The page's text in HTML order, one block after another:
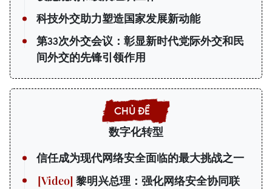
科技外交助力塑造国家发展新动能
第33次外交会议：彰显新时代党际外交和民
间外交的先锋引领作用
数字化转型
信任成为现代网络安全面临的最大挑战之一
黎明兴总理：强化网络安全协同联